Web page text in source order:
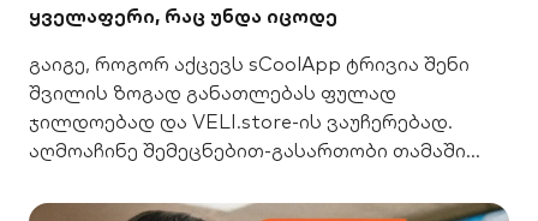
ყველაფერი, რაც უნდა იცოდე
გაიგე, როგორ აქცევს sCoolApp ტრივია შენი
შვილის ზოგად განათლებას ფულად
ჯილდოებად და VELI.store-ის ვაუჩერებად.
აღმოაჩინე შემეცნებით-გასართობი თამაში